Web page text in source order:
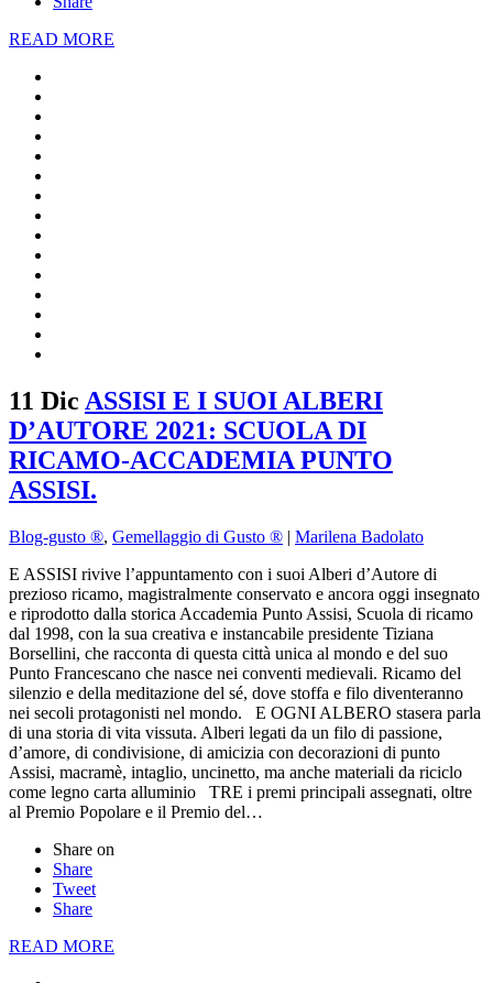
READ MORE
11 Dic ASSISI E I SUOI ALBERI
D’AUTORE 2021: SCUOLA DI
RICAMO-ACCADEMIA PUNTO
ASSISI.
Blog-gusto ®, Gemellaggio di Gusto ® | Marilena Badolato
E ASSISI rivive l’appuntamento con i suoi Alberi d’Autore di
prezioso ricamo, magistralmente conservato e ancora oggi insegnato
e riprodotto dalla storica Accademia Punto Assisi, Scuola di ricamo
dal 1998, con la sua creativa e instancabile presidente Tiziana
Borsellini, che racconta di questa città unica al mondo e del suo
Punto Francescano che nasce nei conventi medievali. Ricamo del
silenzio e della meditazione del sé, dove stoffa e filo diventeranno
nei secoli protagonisti nel mondo. E OGNI ALBERO stasera parla
di una storia di vita vissuta. Alberi legati da un filo di passione,
d’amore, di condivisione, di amicizia con decorazioni di punto
Assisi, macramè, intaglio, uncinetto, ma anche materiali da riciclo
come legno carta alluminio TRE i premi principali assegnati, oltre
al Premio Popolare e il Premio del…
Share on
Share
Tweet
Share
READ MORE